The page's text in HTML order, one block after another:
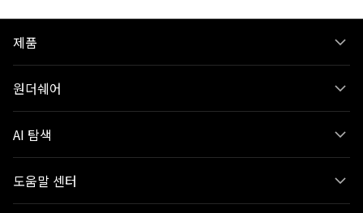
제품
원더쉐어
AI 탐색
도움말 센터